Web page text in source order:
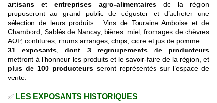
artisans et entreprises agro-alimentairesde la
région
proposeront au grand public de déguster et d’acheter une
sélection de leurs produits : Vins de Touraine Amboise et de
Chambord, Sablés de Nancay, bières, miel, fromages de chèvres
AOP, confitures, rhums arrangés, chips, cidre et jus de pomme...
31 exposants, dont 3 regroupements de producteurs
mettront à l’honneur les produits et le savoir-faire de la région, et
plus de 100 producteurs seront représentés sur l’espace de
vente.
✅ LES EXPOSANTS HISTORIQUES